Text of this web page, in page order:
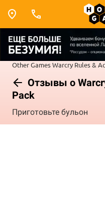
Other GamesWarcry Rules &
Отзывы о
Pack
Приготовьте бульон